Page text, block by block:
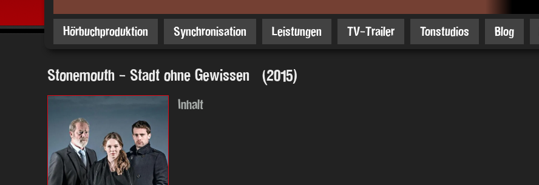
Hörbuchproduktion Synchronisation Leistungen TV-Trailer Tonstudios Blog
Stonemouth - Stadt ohne Gewissen (2015)
Inhalt